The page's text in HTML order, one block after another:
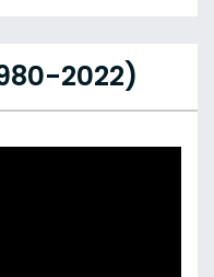
2022)